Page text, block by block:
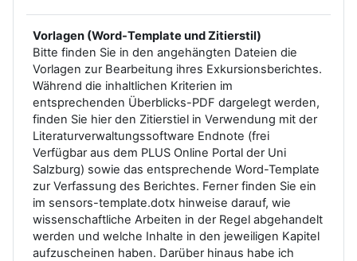
Vorlagen (Word-Template und Zitierstil)
Bitte finden Sie in den angehängten Dateien die
Vorlagen zur Bearbeitung ihres Exkursionsberichtes.
Während die inhaltlichen Kriterien im
entsprechenden Überblicks-PDF dargelegt werden,
finden Sie hier den Zitierstiel in Verwendung mit der
Literaturverwaltungssoftware Endnote (frei
Verfügbar aus dem PLUS Online Portal der Uni
Salzburg) sowie das entsprechende Word-Template
zur Verfassung des Berichtes. Ferner finden Sie ein
im sensors-template.dotx hinweise darauf, wie
wissenschaftliche Arbeiten in der Regel abgehandelt
werden und welche Inhalte in den jeweiligen Kapitel
aufzuscheinen haben. Darüber hinaus habe ich